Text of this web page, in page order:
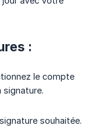
:
le compte
signature.
souhaitée.